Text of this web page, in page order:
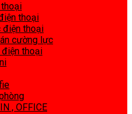
thoại
điện thoại
cường lực
thoại
, OFFICE